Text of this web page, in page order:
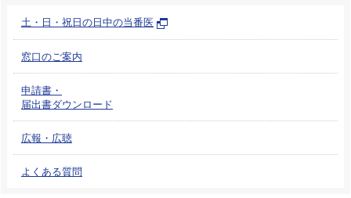
土・日・祝日の日中の当番医
窓口のご案内
申請書・
届出書ダウンロード
広報・広聴
よくある質問